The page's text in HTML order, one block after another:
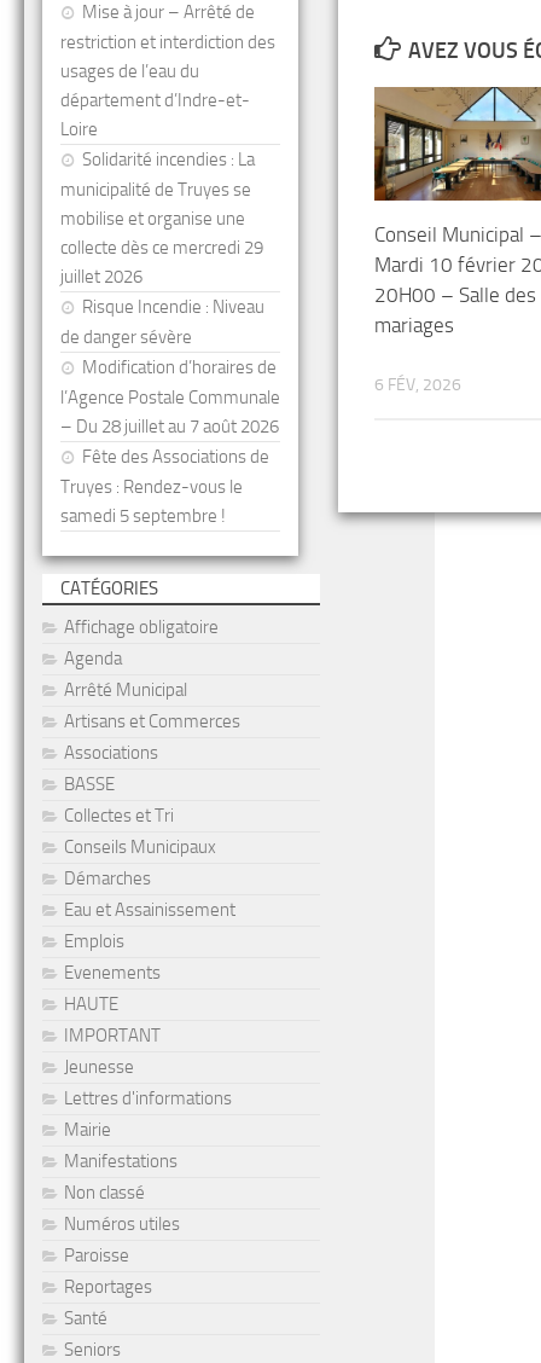
AVEZ VOUS
Conseil Municipal –
Mardi 10 février
20H00 – Salle des
mariages
6 FÉV, 2026
Mise à jour – Arrêté de
restriction et interdiction des
usages de l’eau du
département d’Indre-et-
Loire
Solidarité incendies : La
municipalité de Truyes se
mobilise et organise une
collecte dès ce mercredi 29
juillet 2026
Risque Incendie : Niveau
de danger sévère
Modification d’horaires de
l’Agence Postale Communale
– Du 28 juillet au 7 août 2026
Fête des Associations de
Truyes : Rendez-vous le
samedi 5 septembre !
CATÉGORIES
Affichage obligatoire
Agenda
Arrêté Municipal
Artisans et Commerces
Associations
BASSE
Collectes et Tri
Conseils Municipaux
Démarches
Eau et Assainissement
Emplois
Evenements
HAUTE
IMPORTANT
Jeunesse
Lettres d'informations
Mairie
Manifestations
Non classé
Numéros utiles
Paroisse
Reportages
Santé
Seniors